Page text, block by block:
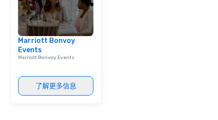
Marriott Bonvoy
Events
Marriott Bonvoy Events
了解更多信息